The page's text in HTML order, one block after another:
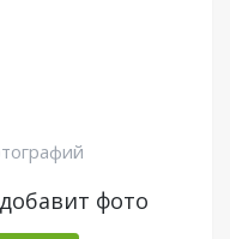
фото